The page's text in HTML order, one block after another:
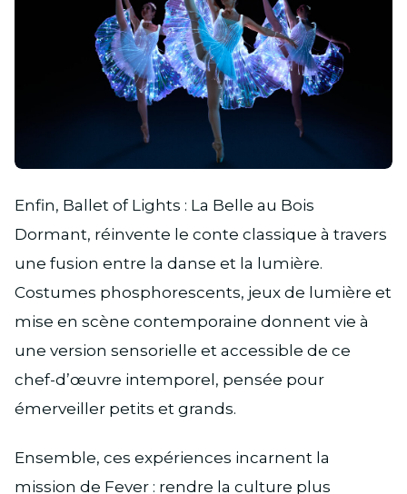
Enfin, Ballet of Lights : La Belle au Bois
Dormant, réinvente le conte classique à travers
une fusion entre la danse et la lumière.
Costumes phosphorescents, jeux de lumière et
mise en scène contemporaine donnent vie à
une version sensorielle et accessible de ce
chef-d’œuvre intemporel, pensée pour
émerveiller petits et grands.
Ensemble, ces expériences incarnent la
mission de Fever : rendre la culture plus